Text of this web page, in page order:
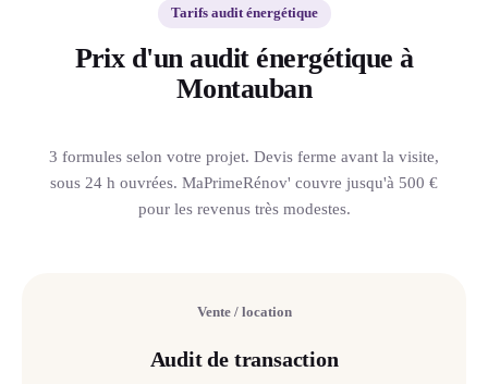
Tarifs audit énergétique
Prix d'un audit énergétique à
Montauban
3 formules selon votre projet. Devis ferme avant la visite,
sous 24 h ouvrées. MaPrimeRénov' couvre jusqu'à 500 €
pour les revenus très modestes.
Vente / location
Audit de transaction